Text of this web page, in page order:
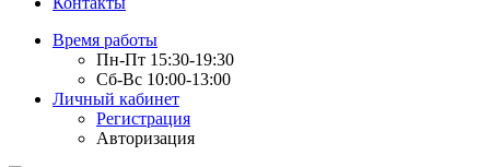
Время работы
Пн-Пт 15:30-19:30
Сб-Вс 10:00-13:00
Личный кабинет
Регистрация
Авторизация